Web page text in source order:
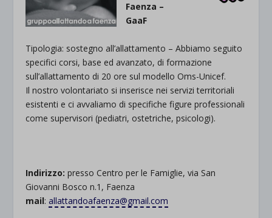
Faenza –
GaaF
Tipologia: sostegno all’allattamento – Abbiamo seguito
specifici corsi, base ed avanzato, di formazione
sull’allattamento di 20 ore sul modello Oms-Unicef.
Il nostro volontariato si inserisce nei servizi territoriali
esistenti e ci avvaliamo di specifiche figure professionali
come supervisori (pediatri, ostetriche, psicologi).
Indirizzo: presso Centro per le Famiglie, via San
Giovanni Bosco n.1, Faenza
mail:allattandoafaenza@gmail.com